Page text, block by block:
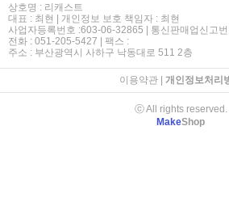
상호명 : 리캐스트
대표 : 최현 | 개인정보 보호 책임자 : 최현
사업자등록번호 :603-06-32865 | 통신판매업신고
전화 : 051-205-5427 | 팩스 :
주소 : 부산광역시 사하구 낙동대로 511 2층
이용약관| 개인정보처리
ⓒ All rights reserved.
MakeShop